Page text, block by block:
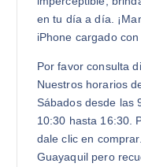
en tu día a día.
iPhone cargado
Por favor consulta
Nuestros horarios
Sábados desde las
10:30 hasta 16:30.
dale clic en
Guayaquil pero